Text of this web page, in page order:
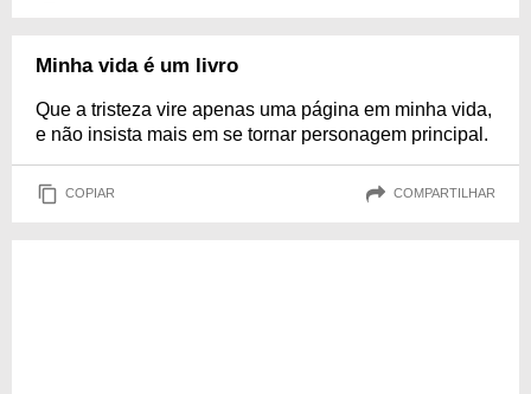
Minha vida é um livro
Que a tristeza vire apenas uma página em minha vida,
e não insista mais em se tornar personagem principal.
COPIAR COMPARTILHAR